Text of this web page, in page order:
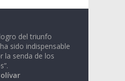
del triunfo
sido indispensable
la senda de los